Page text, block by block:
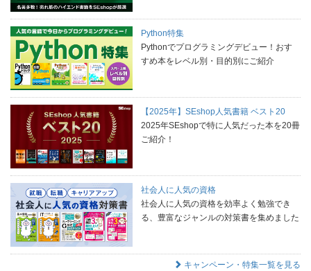
Python特集
Pythonでプログラミングデビュー！おす
すめ本をレベル別・目的別にご紹介
【2025年】SEshop人気書籍 ベスト20
2025年SEshopで特に人気だった本を20冊
ご紹介！
社会人に人気の資格
社会人に人気の資格を効率よく勉強でき
る、豊富なジャンルの対策書を集めました
キャンペーン・特集一覧を見る